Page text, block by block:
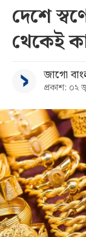
সর্বশেষ
বিভাগ
আর্কাইভ
কনভার্টার
দেশে
থেকেই
জাগো
প্রকাশ: